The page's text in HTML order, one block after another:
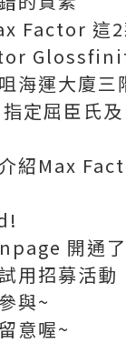
Factor 這
海運大廈三
定屈臣氏
紹Max
開通
用招募活動
與~
意喔~